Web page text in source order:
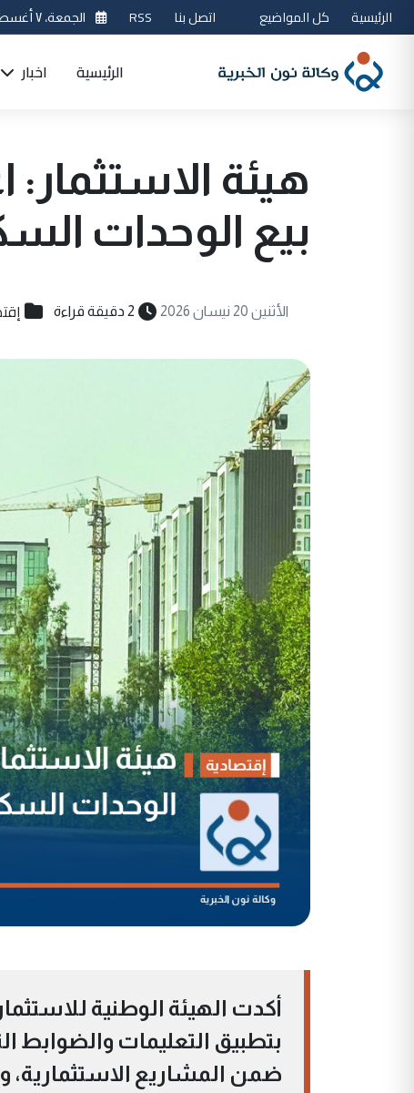
الرئيسية كل المواضيع اتصل بنا RSS الجمعة، ٧ أغسطس 2026
الرئيسية اخبار
هيئة الاستثمار:
بيع الوحدات
الأثنين 20 نيسان 2026 2 دقيقة قراءة
أكدت الهيئة الوطنية
بتطبيق التعليمات والضوابط
ضمن المشاريع الاستثمارية،